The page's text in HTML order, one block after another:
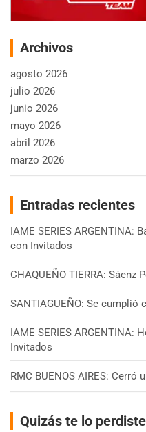
Archivos
agosto 2026
julio 2026
junio 2026
mayo 2026
abril 2026
marzo 2026
Entradas recientes
IAME SERIES ARGENTINA:
con Invitados
CHAQUEÑO TIERRA: Sáenz
SANTIAGUEÑO: Se cumplió
IAME SERIES ARGENTINA:
Invitados
RMC BUENOS AIRES:
Quizás te lo perdiste